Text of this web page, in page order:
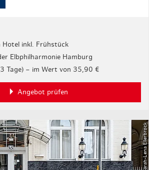
Hotel inkl. Frühstück
Elbphilharmonie Hamburg
Tage) – im Wert von 35,90 €
Angebot prüfen
© Sarah-Lena Ellerbrock